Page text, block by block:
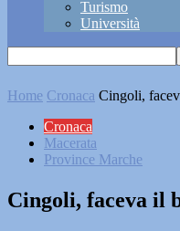
Turismo
Università
Home Cronaca Cingoli,
Cronaca
Macerata
Province Marche
Cingoli, faceva il